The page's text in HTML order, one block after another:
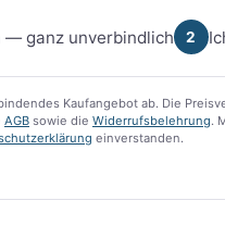
— ganz unverbindlich 2
Kaufangebot ab. Die
AGB sowie die Widerrufsbelehrung.
einverstanden.